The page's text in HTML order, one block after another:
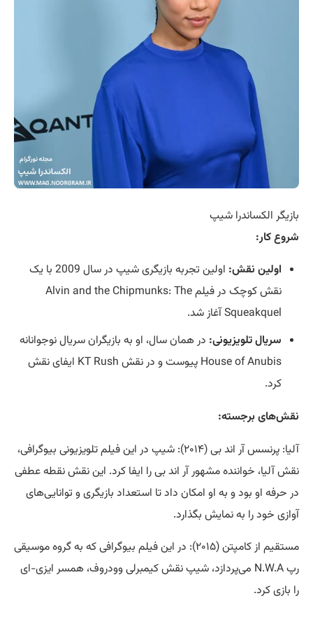
بازیگر الکساندرا شیپ
شروع کار:
اولین نقش:
اولین تجربه بازیگری شیپ در سال 2009 با یک
نقش کوچک در فیلم Alvin and the Chipmunks: The
Squeakquel آغاز شد.
سریال تلویزیونی: در همان سال، او به بازیگران سریال نوجوانانه
House of Anubis پیوست و در نقش KT Rush ایفای نقش
کرد.
نقش‌های برجسته:
آلیا: پرنسس آر اند بی (۲۰۱۴): شیپ در این فیلم تلویزیونی بیوگرافی،
نقش آلیا، خواننده مشهور آر اند بی را ایفا کرد. این نقش نقطه عطفی
در حرفه او بود و به او امکان داد تا استعداد بازیگری و توانایی‌های
آوازی خود را به نمایش بگذارد.
مستقیم از کامپتن (۲۰۱۵): در این فیلم بیوگرافی که به گروه موسیقی
رپ N.W.A می‌پردازد، شیپ نقش کیمبرلی وودروف، همسر ایزی-ای
را بازی کرد.